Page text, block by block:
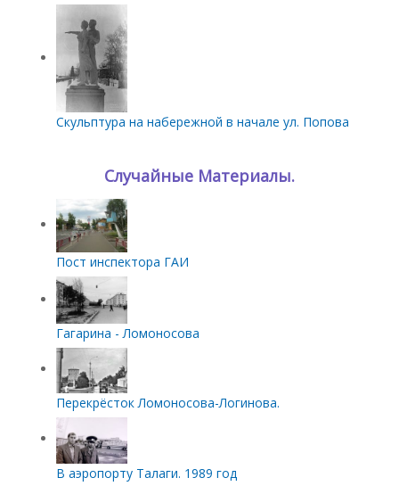
Скульптура на набережной в начале ул. Попова
Случайные Материалы.
Пост инспектора ГАИ
Гагарина - Ломоносова
Перекрёсток Ломоносова-Логинова.
В аэропорту Талаги. 1989 год